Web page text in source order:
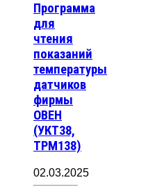
Программа
для
чтения
показаний
температуры
датчиков
фирмы
ОВЕН
(УКТ38,
ТРМ138)
02.03.2025